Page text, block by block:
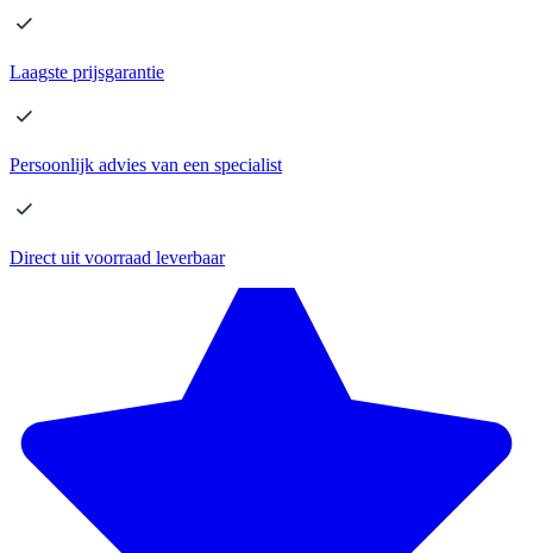
Laagste prijsgarantie
Persoonlijk advies van een specialist
Direct uit voorraad leverbaar